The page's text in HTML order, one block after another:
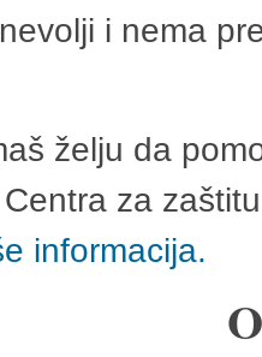
i nema
želju da
za
informacija.